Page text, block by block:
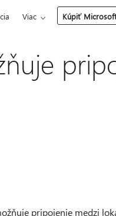
Viac Kúpiť
pripojenie medzi